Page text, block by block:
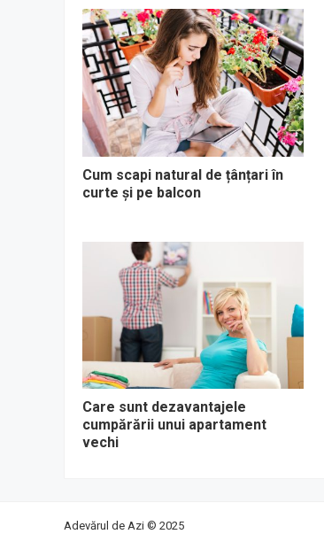
Cum scapi natural de țânțari în
curte și pe balcon
Care sunt dezavantajele
cumpărării unui apartament
vechi
Adevărul de Azi © 2025